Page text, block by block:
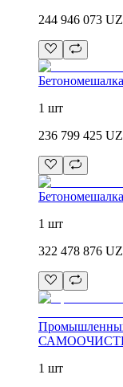
244 946 073
1 шт
236 799 425
1 шт
322 478 876
1 шт